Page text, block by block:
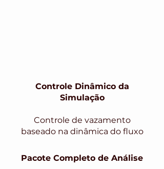
Controle Dinâmico da
Simulação
Controle de vazamento
baseado na dinâmica do fluxo
Pacote Completo de Análise